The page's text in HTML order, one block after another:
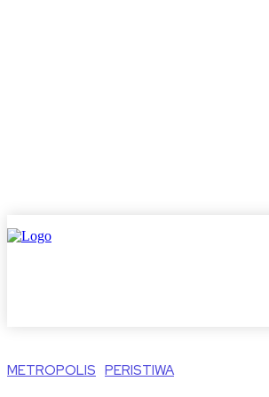
METROPOLIS PERISTIWA